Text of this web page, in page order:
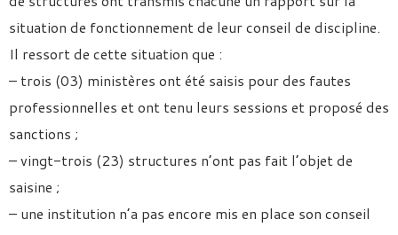
situation de fonctionnement de leur conseil de discipline.
Il ressort de cette situation que :
– trois (03) ministères ont été saisis pour des fautes
professionnelles et ont tenu leurs sessions et proposé des
sanctions ;
– vingt-trois (23) structures n’ont pas fait l’objet de
saisine ;
– une institution n’a pas encore mis en place son conseil